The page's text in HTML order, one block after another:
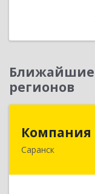
Ближайшие
регионов
Компания
Саранск